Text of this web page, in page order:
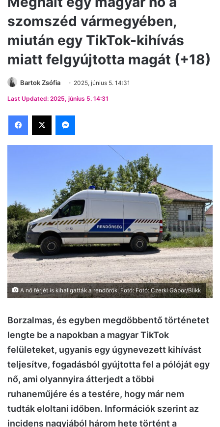
szomszéd vármegyében,
miután egy TikTok-kihívás
miatt felgyújtotta magát (+18)
Bartok Zsófia 2025, június 5. 14:31
Last Updated: 2025, június 5. 14:31
Facebook
X Messenger
A nő férjét is kihallgatták a rendőrök. Fotó: Fotó: Czerkl Gábor/Blikk
Borzalmas, és egyben megdöbbentő történetet
lengte be a napokban a magyar TikTok
felületeket, ugyanis egy úgynevezett kihívást
teljesítve, fogadásból gyújtotta fel a pólóját egy
nő, ami olyannyira átterjedt a többi
ruhaneműjére és a testére, hogy már nem
tudták eloltani időben. Információk szerint az
incidens nagyjából három hete történt a